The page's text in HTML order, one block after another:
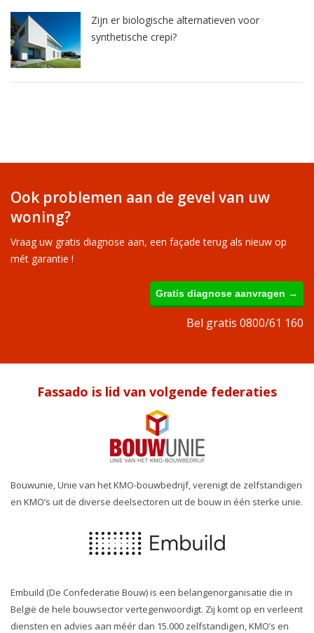
Zijn er biologische alternatieven voor
synthetische crepi?
Ook problemen aan de gevel van uw
woning?
Vraag uw gratis diagnose aan, een façade terug als nieuw op
mét garantie !
Gratis diagnose aanvragen →
Bel gratis 0800/61 160
Fassado is lid van volgende federaties
Bouwunie, Unie van het KMO-bouwbedrijf, verenigt de zelfstandigen
en KMO’s uit de diverse deelsectoren uit de bouw in één sterke unie.
Embuild (De Confederatie Bouw) is een belangenorganisatie die in
België de hele bouwsector vertegenwoordigt. Zij komt op en verleent
diensten en advies aan méér dan 15.000 zelfstandigen, KMO’s en